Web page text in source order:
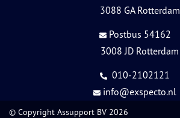
3088 GA Rotterdam
Postbus 54162
3008 JD Rotterdam
010-2102121
info@exspecto.nl
© Copyright Assupport BV 2026